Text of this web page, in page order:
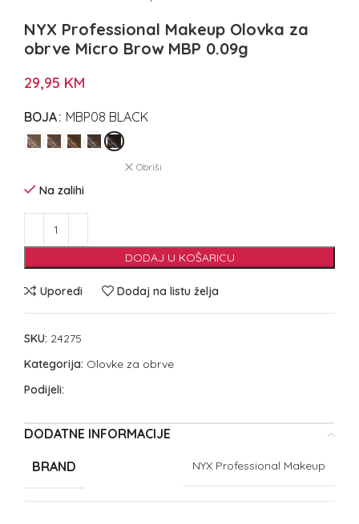
NYX Professional Makeup Olovka za
obrve Micro Brow MBP 0.09g
29,95 KM
BOJA MBP08 BLACK
Obriši
Na zalihi
DODAJ U KOŠARICU
Uporedi Dodaj na listu želja
SKU: 24275
Kategorija: Olovke za obrve
Podijeli:
DODATNE INFORMACIJE
BRAND NYX Professional Makeup